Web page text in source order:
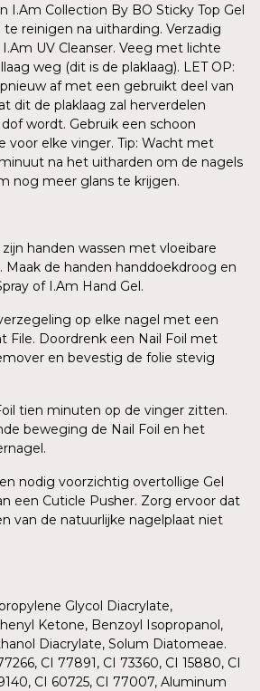
I.Am Collection By BO Sticky Top Gel
reinigen na uitharding. Verzadig
UV Cleanser. Veeg met lichte
weg (dit is de plaklaag). LET OP:
af met een gebruikt deel van
dit de plaklaag zal herverdelen
wordt. Gebruik een schoon
voor elke vinger. Tip: Wacht met
na het uitharden om de nagels
nog meer glans te krijgen.
handen wassen met vloeibare
Maak de handen handdoekdroog en
of I.Am Hand Gel.
op elke nagel met een
File. Doordrenk een Nail Foil met
en bevestig de folie stevig
tien minuten op de vinger zitten.
beweging de Nail Foil en het
nodig voorzichtig overtollige Gel
een Cuticle Pusher. Zorg ervoor dat
van de natuurlijke nagelplaat niet
Glycol Diacrylate,
Ketone, Benzoyl Isopropanol,
Diacrylate, Solum Diatomeae.
CI 77891, CI 73360, CI 15880, CI
CI 60725, CI 77007, Aluminum